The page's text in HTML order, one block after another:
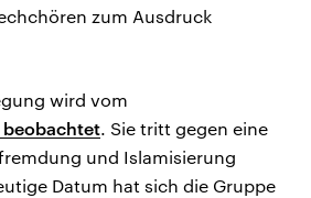
zum Ausdruck
wird vom
beobachtet. Sie tritt gegen eine
und Islamisierung
Datum hat sich die Gruppe